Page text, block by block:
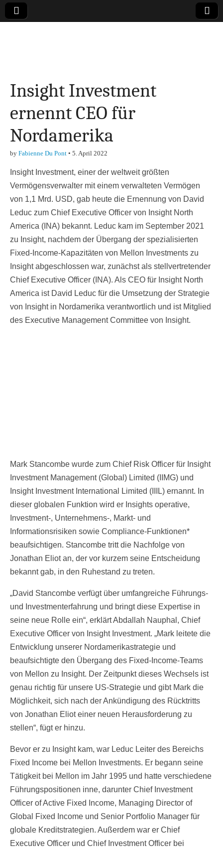
Finanzen,
Marketing-, Vertrieb-
& Investment-Tipps
Insight Investment
ernennt CEO für
Nordamerika
by Fabienne Du Pont • 5. April 2022
Insight Investment, einer der weltweit größten
Vermögensverwalter mit einem verwalteten Vermögen
von 1,1 Mrd. USD, gab heute die Ernennung von David
Leduc zum Chief Executive Officer von Insight North
America (INA) bekannt. Leduc kam im September 2021
zu Insight, nachdem der Übergang der spezialisierten
Fixed-Income-Kapazitäten von Mellon Investments zu
Insight abgeschlossen war, zunächst als stellvertretender
Chief Executive Officer (INA). Als CEO für Insight North
America ist David Leduc für die Umsetzung der Strategie
von Insight in Nordamerika verantwortlich und ist Mitglied
des Executive Management Committee von Insight.
Mark Stancombe wurde zum Chief Risk Officer für Insight
Investment Management (Global) Limited (IIMG) und
Insight Investment International Limited (IIIL) ernannt. In
dieser globalen Funktion wird er Insights operative,
Investment-, Unternehmens-, Markt- und
Informationsrisiken sowie Compliance-Funktionen*
beaufsichtigen. Stancombe tritt die Nachfolge von
Jonathan Eliot an, der vor kurzem seine Entscheidung
bekannt gab, in den Ruhestand zu treten.
„David Stancombe verfügt über umfangreiche Führungs-
und Investmenterfahrung und bringt diese Expertise in
seine neue Rolle ein“, erklärt Abdallah Nauphal, Chief
Executive Officer von Insight Investment. „Mark leitete die
Entwicklung unserer Nordamerikastrategie und
beaufsichtigte den Übergang des Fixed-Income-Teams
von Mellon zu Insight. Der Zeitpunkt dieses Wechsels ist
genau richtig für unsere US-Strategie und gibt Mark die
Möglichkeit, sich nach der Ankündigung des Rücktritts
von Jonathan Eliot einer neuen Herausforderung zu
stellen“, fügt er hinzu.
Bevor er zu Insight kam, war Leduc Leiter des Bereichs
Fixed Income bei Mellon Investments. Er begann seine
Tätigkeit bei Mellon im Jahr 1995 und hatte verschiedene
Führungspositionen inne, darunter Chief Investment
Officer of Active Fixed Income, Managing Director of
Global Fixed Income und Senior Portfolio Manager für
globale Kreditstrategien. Außerdem war er Chief
Executive Officer und Chief Investment Officer bei